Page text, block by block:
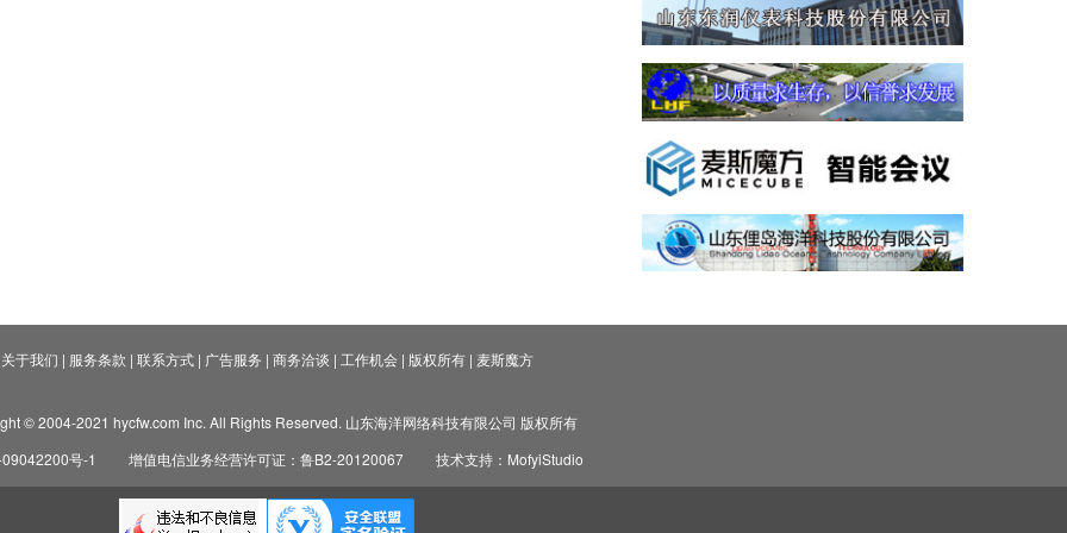
关于我们 | 服务条款 | 联系方式| 广告服务 | 商务洽谈 | 工作机会| 版权所有| 麦斯魔方
© 2004-2021 hycfw.com Inc. All Rights Reserved. 山东海洋网络科技有限公司 版权所有
号-1
增值电信业务经营许可证：鲁B2-20120067 技术支持：MofyiStudio